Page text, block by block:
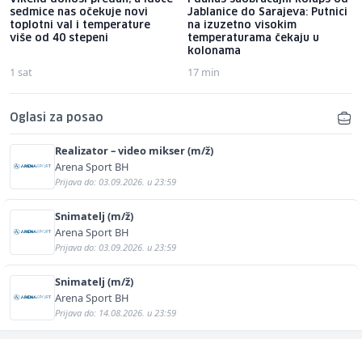
sedmice nas očekuje novi
toplotni val i temperature
više od 40 stepeni
1 sat
Jablanice do Sarajeva: Putnici
na izuzetno visokim
temperaturama čekaju u
kolonama
17 min
Oglasi za posao
Realizator – video mikser (m/ž)
Arena Sport BH
Prijava do: 03.09.2026. u 23:59
Snimatelj (m/ž)
Arena Sport BH
Prijava do: 03.09.2026. u 23:59
Snimatelj (m/ž)
Arena Sport BH
Prijava do: 14.08.2026. u 23:59